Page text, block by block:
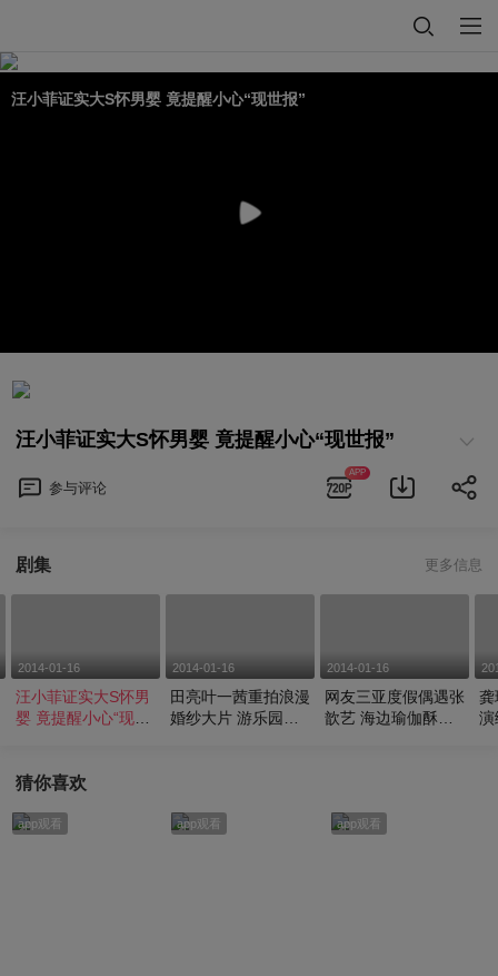
汪小菲证实大S怀男婴 竟提醒小心“现世报”
汪小菲证实大S怀男婴 竟提醒小心“现世报”
参与评论
APP
剧集 更多信息
2014-01-16
汪小菲证实大S怀男
婴 竟提醒小心“现世
2014-01-16
田亮叶一茜重拍浪漫
婚纱大片 游乐园回
2014-01-16
网友三亚度假偶遇张
歆艺 海边瑜伽酥胸
龚
演
猜你喜欢
app观看 app观看 app观看